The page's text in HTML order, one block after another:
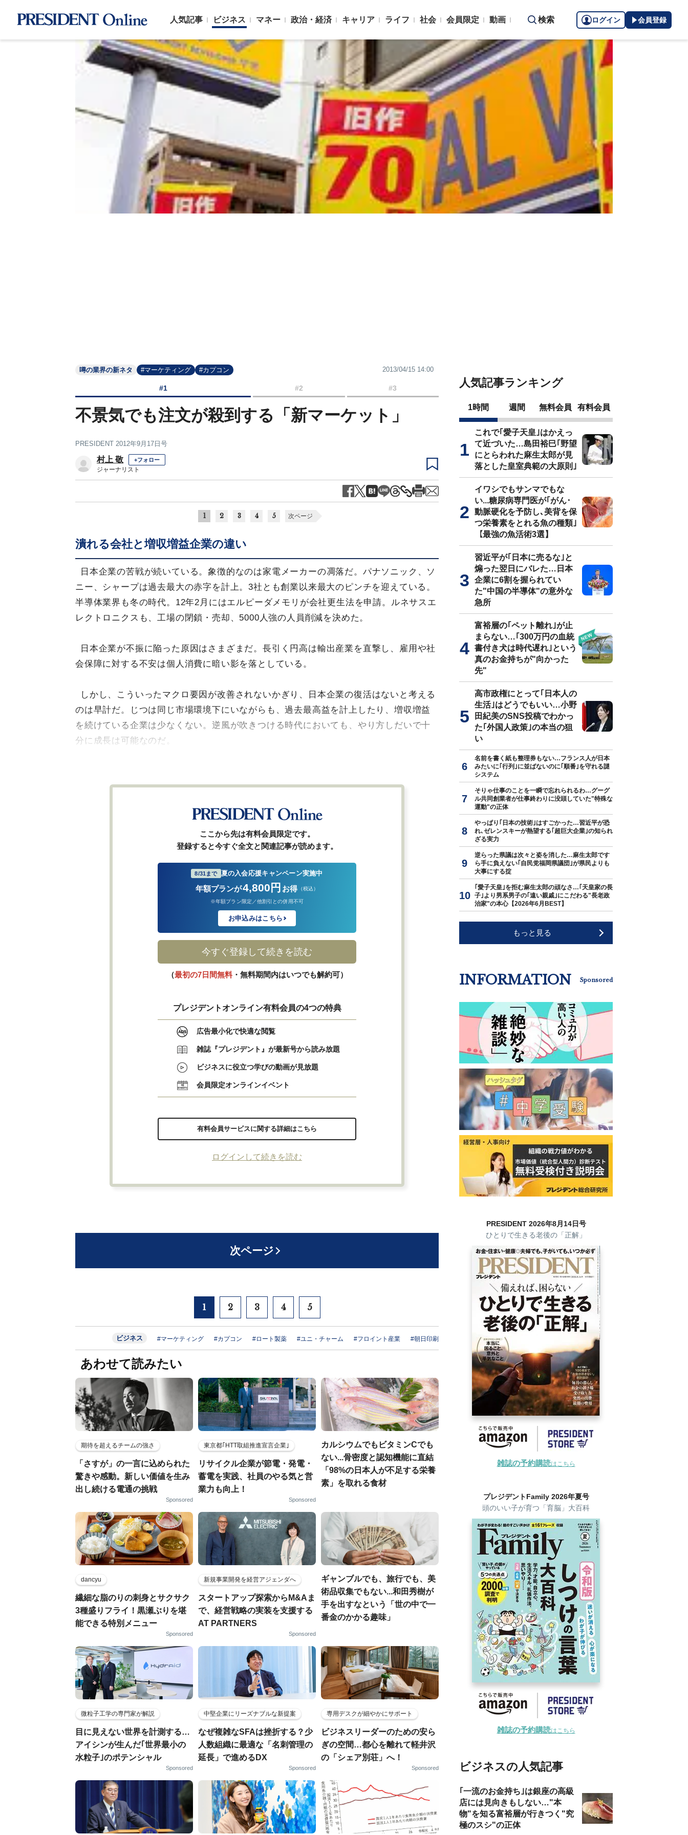
人気記事 ビジネス マネー 政治・経済 キャリア ライフ 社会 会員限定 動画 検索 ログイン 会員登録
噂の業界の新ネタ #マーケティング #カプコン 2013/04/15 14:00
#1 #2 #3
不景気でも注文が殺到する「新マーケット」
PRESIDENT 2012年9月17日号
村上 敬 +フォロー
ジャーナリスト
1 2 3 4 5 次ページ
潰れる会社と増収増益企業の違い
日本企業の苦戦が続いている。象徴的なのは家電メーカーの凋落だ。パナソニック、ソ
ニー、シャープは過去最大の赤字を計上。3社とも創業以来最大のピンチを迎えている。
半導体業界も冬の時代。12年2月にはエルピーダメモリが会社更生法を申請。ルネサスエ
レクトロニクスも、工場の閉鎖・売却、5000人強の人員削減を決めた。
日本企業が不振に陥った原因はさまざまだ。長引く円高は輸出産業を直撃し、雇用や社
会保障に対する不安は個人消費に暗い影を落としている。
しかし、こういったマクロ要因が改善されないかぎり、日本企業の復活はないと考える
のは早計だ。じつは同じ市場環境下にいながらも、過去最高益を計上したり、増収増益
を続けている企業は少なくない。逆風が吹きつける時代においても、やり方しだいで十
分に成長は可能なのだ。
ここから先は有料会員限定です。
登録すると今すぐ全文と関連記事が読めます。
8/31まで 夏の入会応援キャンペーン実施中
年額プランが4,800円 お得 （税込）
※年額プラン限定／他割引との併用不可
お申込みはこちら
今すぐ登録して続きを読む
（最初の7日間無料・無料期間内はいつでも解約可）
プレジデントオンライン有料会員の4つの特典
広告最小化で快適な閲覧
雑誌『プレジデント』が最新号から読み放題
ビジネスに役立つ学びの動画が見放題
会員限定オンラインイベント
有料会員サービスに関する詳細はこちら
ログインして続きを読む
次ページ
1 2 3 4 5
ビジネス #マーケティング #カプコン #ロート製薬 #ユニ・チャーム #フロイント産業 #朝日印刷
あわせて読みたい
期待を超えるチームの強さ
「さすが」の一言に込められた
驚きや感動。新しい価値を生み
出し続ける電通の挑戦
Sponsored
東京都｢HTT取組推進宣言企業｣
リサイクル企業が節電・発電・
蓄電を実践、社員のやる気と営
業力も向上！
Sponsored
カルシウムでもビタミンCでも
ない...骨密度と認知機能に直結
「98%の日本人が不足する栄養
素」を取れる食材
dancyu
繊細な脂のりの刺身とサクサク
3種盛りフライ！黒瀬ぶりを堪
能できる特別メニュー
Sponsored
新規事業開発を経営アジェンダへ
スタートアップ探索からM&Aま
で、経営戦略の実装を支援する
AT PARTNERS
Sponsored
ギャンブルでも、旅行でも、美
術品収集でもない...和田秀樹が
手を出すなという「世の中で一
番金のかかる趣味」
微粒子工学の専門家が解説
目に見えない世界を計測する…
アイシンが生んだ｢世界最小の
水粒子｣のポテンシャル
Sponsored
中堅企業にリーズナブルな新提案
なぜ複雑なSFAは挫折する？少
人数組織に最適な「名刺管理の
延長」で進めるDX
Sponsored
専用デスクが細やかにサポート
ビジネスリーダーのための安ら
ぎの空間…都心を離れて軽井沢
の「シェア別荘」へ！
Sponsored
人気記事ランキング
1時間 週間 無料会員 有料会員
これで｢愛子天皇｣はかえっ
て近づいた…島田裕巳｢野望
にとらわれた麻生太郎が見
落とした皇室典範の大原則｣
イワシでもサンマでもな
い...糖尿病専門医が｢がん･
動脈硬化を予防し､美背を保
つ栄養素をとれる魚の種類｣
【最強の魚活術3選】
習近平が｢日本に売るな｣と
煽った翌日にバレた…日本
企業に6割を握られてい
た"中国の半導体"の意外な
急所
富裕層の｢ペット離れ｣が止
まらない…｢300万円の血統
書付き犬は時代遅れ｣という
真のお金持ちが"向かった
先"
高市政権にとって｢日本人の
生活｣はどうでもいい…小野
田紀美のSNS投稿でわかっ
た｢外国人政策｣の本当の狙
い
名前を書く紙も整理券もない…フランス人が日本
みたいに｢行列｣に並ばないのに｢順番｣を守れる謎
システム
そりゃ仕事のことを一瞬で忘れられるわ…グーグ
ル共同創業者が仕事終わりに没頭していた"特殊な
運動"の正体
やっぱり｢日本の技術｣はすごかった…習近平が恐
れ､ゼレンスキーが熱望する｢超巨大企業｣の知られ
ざる実力
逆らった県議は次々と姿を消した…麻生太郎です
ら手に負えない｢自民党福岡県議団｣が県民よりも
大事にする掟
｢愛子天皇｣を拒む麻生太郎の頑なさ…｢天皇家の長
子｣より男系男子の｢遠い親戚｣にこだわる"長老政
治家"の本心【2026年6月BEST】
もっと見る
INFORMATION Sponsored
PRESIDENT 2026年8月14日号
ひとりで生きる老後の「正解」
雑誌の予約購読はこちら
プレジデントFamily 2026年夏号
頭のいい子が育つ「育脳」大百科
雑誌の予約購読はこちら
ビジネスの人気記事
｢一流のお金持ち｣は銀座の高級
店には見向きもしない…"本
物"を知る富裕層が行きつく"究
極のスシ"の正体